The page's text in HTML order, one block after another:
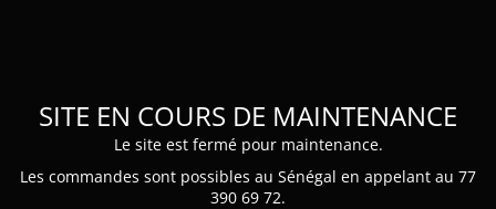
SITE EN COURS DE MAINTENANCE
Le site est fermé pour maintenance.
Les commandes sont possibles au Sénégal en appelant au 77
390 69 72.